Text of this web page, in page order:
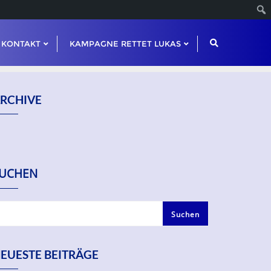
KONTAKT KAMPAGNE RETTET LUKAS
Suchen
BEITRÄGE